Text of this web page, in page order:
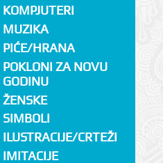
KOMPJUTERI
MUZIKA
PIĆE/HRANA
POKLONI ZA NOVU
GODINU
ŽENSKE
SIMBOLI
ILUSTRACIJE/CRTEŽI
IMITACIJE